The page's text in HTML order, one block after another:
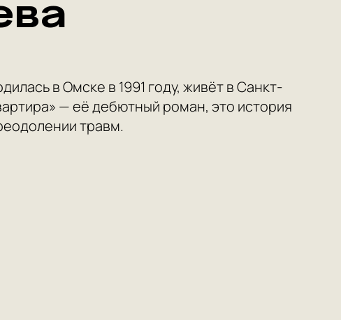
в Омске в 1991 году, живёт в Санкт-
— её дебютный роман, это история
травм.